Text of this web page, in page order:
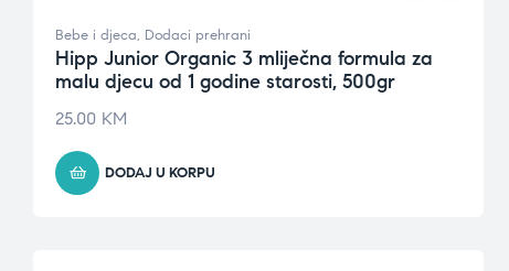
Bebe i djeca, Dodaci prehrani
Hipp Junior Organic 3 mliječna formula za
malu djecu od 1 godine starosti, 500gr
25.00 KM
DODAJ U KORPU